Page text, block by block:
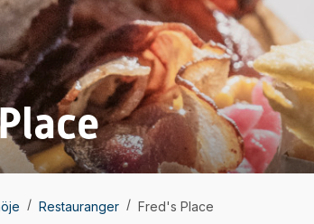
/ Restauranger / Fred's Place